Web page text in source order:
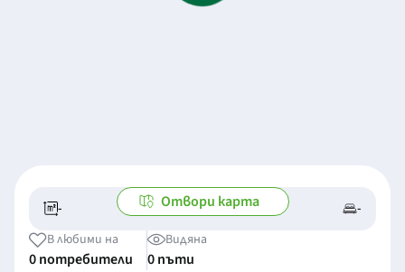
- -/- -
Отвори карта
В любими на
0 потребители
Видяна
0 пъти